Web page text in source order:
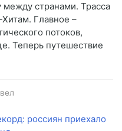
странами. Трасса
Главное –
потоков,
Теперь путешествие